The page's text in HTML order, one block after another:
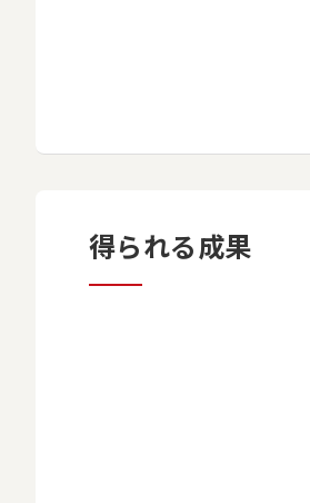
得られる成果